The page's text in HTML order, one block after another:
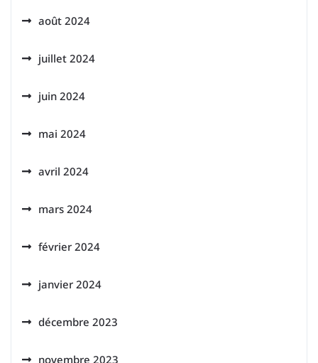
août 2024
juillet 2024
juin 2024
mai 2024
avril 2024
mars 2024
février 2024
janvier 2024
décembre 2023
novembre 2023